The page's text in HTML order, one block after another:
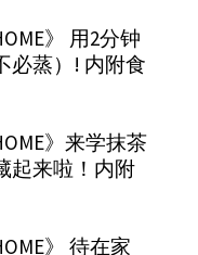
》 用2分钟
必蒸）! 内附食
》来学抹茶
起来啦！内附
》 待在家